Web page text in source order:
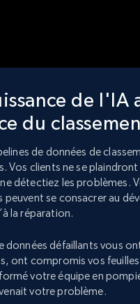
de l'IA
du
de données de
Vos clients ne se plaindront
détectiez les problèmes.
peuvent se consacrer au
la réparation.
données défaillants vous
ont compromis vos
votre équipe en
votre problème.